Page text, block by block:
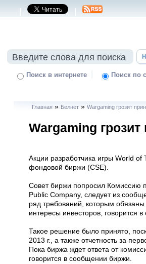
| |
Поиск в интернете | Поиск по
Главная » Белнет» Wargaming грозит
Wargaming
Акции разработчика игры World of
фондовой биржи (CSE).
Совет биржи попросил Комиссию
Public Company, следует из
ряд требований, которым
интересы инвесторов, говорится
Такое решение было принято,
2013 г., а также отчетность за
Пока биржа ждет ответа от
говорится в сообщении биржи.